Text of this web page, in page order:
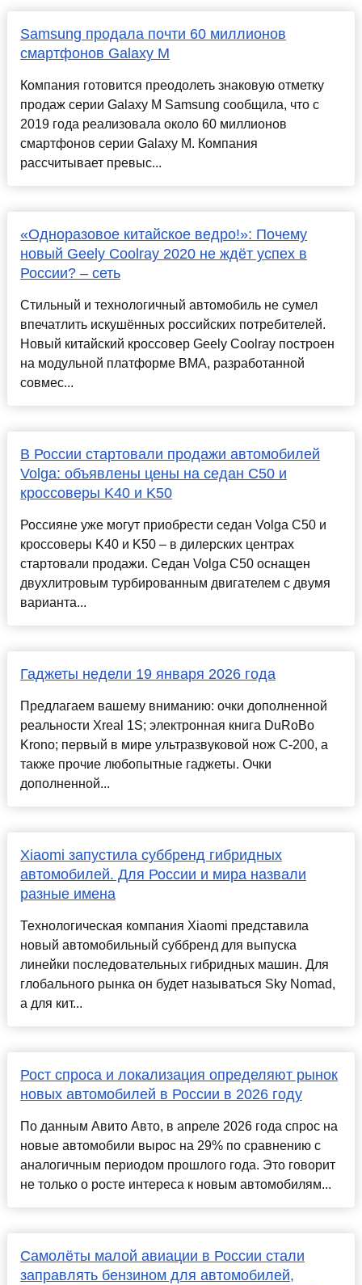
Samsung продала почти 60 миллионов
смартфонов Galaxy M
Компания готовится преодолеть знаковую отметку
продаж серии Galaxy M Samsung сообщила, что с
2019 года реализовала около 60 миллионов
смартфонов серии Galaxy M. Компания
рассчитывает превыс...
«Одноразовое китайское ведро!»: Почему
новый Geely Coolray 2020 не ждёт успех в
России? – сеть
Стильный и технологичный автомобиль не сумел
впечатлить искушённых российских потребителей.
Новый китайский кроссовер Geely Coolray построен
на модульной платформе BMA, разработанной
совмес...
В России стартовали продажи автомобилей
Volga: объявлены цены на седан C50 и
кроссоверы K40 и K50
Россияне уже могут приобрести седан Volga C50 и
кроссоверы K40 и K50 – в дилерских центрах
стартовали продажи. Седан Volga C50 оснащен
двухлитровым турбированным двигателем с двумя
варианта...
Гаджеты недели 19 января 2026 года
Предлагаем вашему вниманию: очки дополненной
реальности Xreal 1S; электронная книга DuRoBo
Krono; первый в мире ультразвуковой нож C-200, а
также прочие любопытные гаджеты. Очки
дополненной...
Xiaomi запустила суббренд гибридных
автомобилей. Для России и мира назвали
разные имена
Технологическая компания Xiaomi представила
новый автомобильный суббренд для выпуска
линейки последовательных гибридных машин. Для
глобального рынка он будет называться Sky Nomad,
а для кит...
Рост спроса и локализация определяют рынок
новых автомобилей в России в 2026 году
По данным Авито Авто, в апреле 2026 года спрос на
новые автомобили вырос на 29% по сравнению с
аналогичным периодом прошлого года. Это говорит
не только о росте интереса к новым автомобилям...
Самолёты малой авиации в России стали
заправлять бензином для автомобилей,